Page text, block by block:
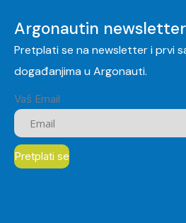
Argonautin newsletter
Pretplati se na newsletter i prvi
događanjima u Argonauti.
Vaš Email